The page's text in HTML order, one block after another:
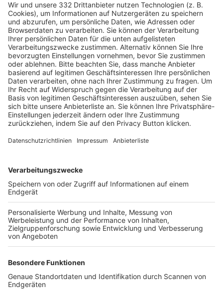
HÄUFIG BESUCHTE SEITEN
Pässe und Vereinswechsel
Trainerausbildung
Schulungsangebot Vereinsmitarbeiter
BFV-Geschäftsstellen
Trainerbörse
Login SpielPlus
FOLGE DEM BFV
TOP-VEREINE
TOP-PARTNER